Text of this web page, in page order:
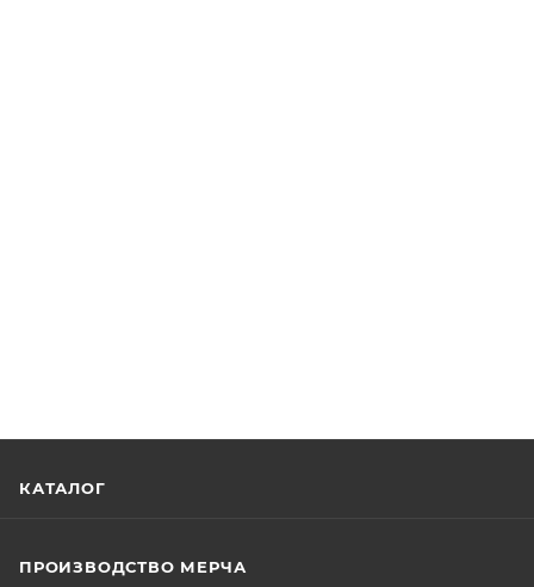
КАТАЛОГ
ПРОИЗВОДСТВО МЕРЧА